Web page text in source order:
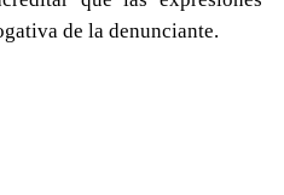
de la denunciante.